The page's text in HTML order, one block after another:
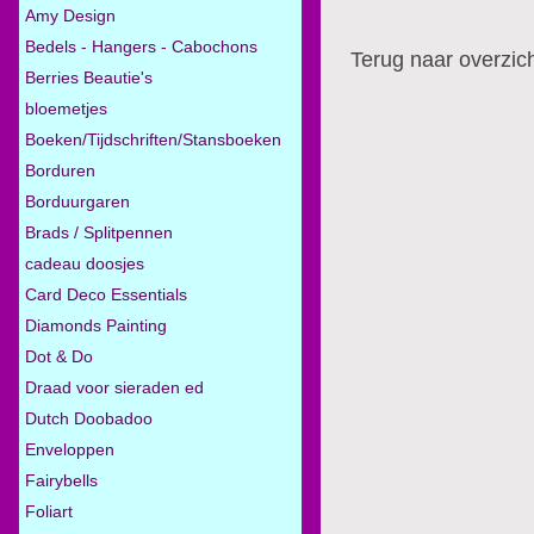
Amy Design
Bedels - Hangers - Cabochons
Berries Beautie's
bloemetjes
Boeken/Tijdschriften/Stansboeken
Borduren
Borduurgaren
Brads / Splitpennen
cadeau doosjes
Card Deco Essentials
Diamonds Painting
Dot & Do
Draad voor sieraden ed
Dutch Doobadoo
Enveloppen
Fairybells
Foliart
Terug naar